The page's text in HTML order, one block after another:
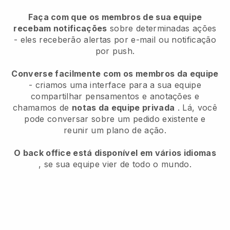
Faça com que os membros de sua equipe
recebam notificações sobre determinadas ações
- eles receberão alertas por e-mail ou notificação
por push.
Converse facilmente com os membros da equipe
- criamos uma interface para a sua equipe
compartilhar pensamentos e anotações e
chamamos de notas da equipe privada . Lá, você
pode conversar sobre um pedido existente e
reunir um plano de ação.
O back office está disponível em vários idiomas
, se sua equipe vier de todo o mundo.